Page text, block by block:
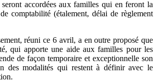
accordées aux familles qui en feront la
comptabilité (étalement, délai de règlement
réuni ce 6 avril, a en outre proposé que
qui apporte une aide aux familles pour les
de façon temporaire et exceptionnelle son
des modalités qui restent à définir avec le